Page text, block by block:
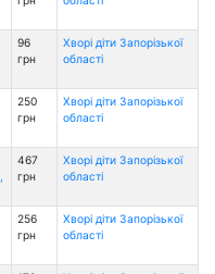
96
грн
Хворі діти Запорізької
області
250
грн
Хворі діти Запорізької
області
467
грн
Хворі діти Запорізької
області
256
грн
Хворі діти Запорізької
області